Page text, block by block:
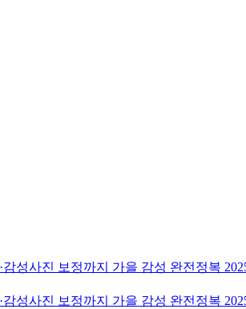
성사진 보정까지 가을 감성 완전정복
성사진 보정까지 가을 감성 완전정복